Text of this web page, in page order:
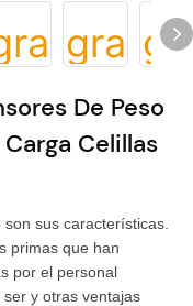
De Peso
Celillas
sus características.
primas que han
por el personal
y otras ventajas